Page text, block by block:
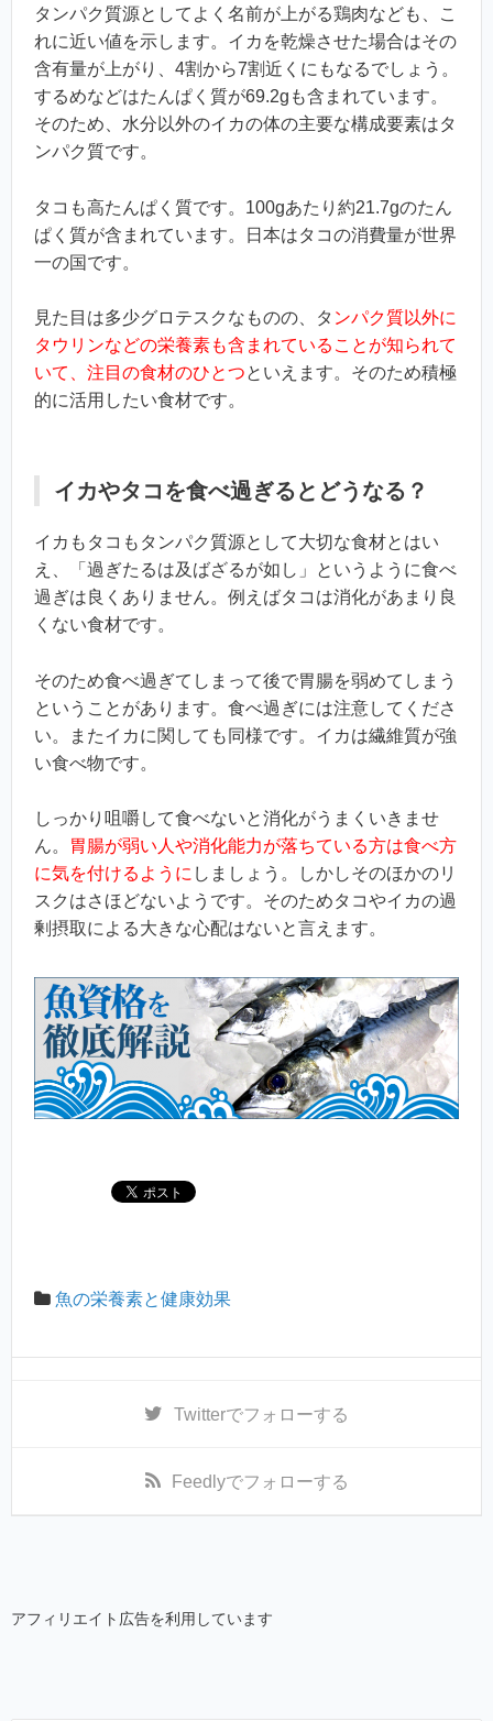
タンパク質源としてよく名前が上がる鶏肉なども、こ
れに近い値を示します。イカを乾燥させた場合はその
含有量が上がり、4割から7割近くにもなるでしょう。
するめなどはたんぱく質が69.2gも含まれています。
そのため、水分以外のイカの体の主要な構成要素はタ
ンパク質です。
タコも高たんぱく質です。100gあたり約21.7gのたん
ぱく質が含まれています。日本はタコの消費量が世界
一の国です。
見た目は多少グロテスクなものの、タ ンパク質以外に
タウリンなどの栄養素も含まれていることが知られて
いて、注目の食材のひとつといえます。そのため積極
的に活用したい食材です。
イカやタコを食べ過ぎるとどうなる？
イカもタコもタンパク質源として大切な食材とはい
え、「過ぎたるは及ばざるが如し」というように食べ
過ぎは良くありません。例えばタコは消化があまり良
くない食材です。
そのため食べ過ぎてしまって後で胃腸を弱めてしまう
ということがあります。食べ過ぎには注意してくださ
い。またイカに関しても同様です。イカは繊維質が強
い食べ物です。
しっかり咀嚼して食べないと消化がうまくいきませ
ん。
胃腸が弱い人や消化能力が落ちている方は食べ方
に気を付けるように しましょう。しかしそのほかのリ
スクはさほどないようです。そのためタコやイカの過
剰摂取による大きな心配はないと言えます。
魚の栄養素と健康効果
Twitterでフォローする
Feedlyでフォローする
アフィリエイト広告を利用しています